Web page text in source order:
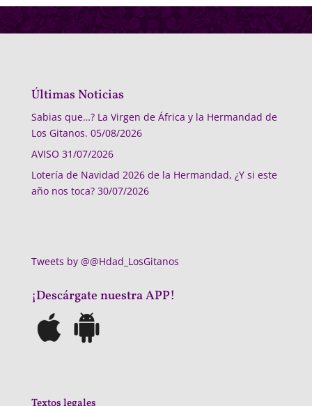
Últimas Noticias
Sabias que…? La Virgen de África y la Hermandad de
Los Gitanos. 05/08/2026
AVISO 31/07/2026
Lotería de Navidad 2026 de la Hermandad, ¿Y si este
año nos toca? 30/07/2026
Tweets by @@Hdad_LosGitanos
¡Descárgate nuestra APP!